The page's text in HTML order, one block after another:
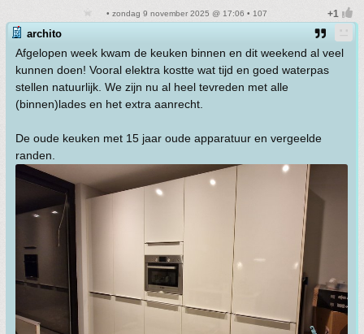
• zondag 9 november 2025 @ 17:06 • 107
archito
Afgelopen week kwam de keuken binnen en dit weekend al veel
kunnen doen! Vooral elektra kostte wat tijd en goed waterpas
stellen natuurlijk. We zijn nu al heel tevreden met alle
(binnen)lades en het extra aanrecht.
De oude keuken met 15 jaar oude apparatuur en vergeelde
randen.